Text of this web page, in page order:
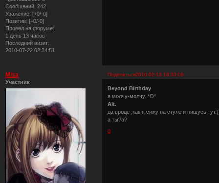
Сообщений: 242
Уважение: [+0/-0]
Позитив: [+0/-0]
Провел на форуме:
1 день 13 часов
Последний визит:
2010-07-22 02:34:51
Поделиться2010-02-13 18:33:09
Misa
Участник
Beyond Birthday
я молчу-молчу..*О*
Alt.
да вроде ,как я сижу на стуле и пишусь
а ты?а?
0